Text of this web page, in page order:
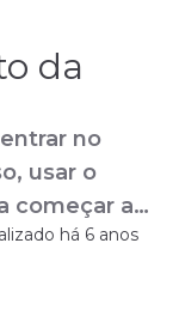
da
no
usar o
começar a
há 6 anos